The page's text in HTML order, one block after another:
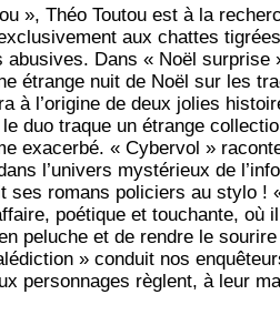
», Théo Toutou est à la
aux chattes
abusives. Dans « Noël surprise
étrange nuit de Noël sur les
à l’origine de deux jolies
duo traque un étrange
exacerbé. « Cybervol »
l’univers mystérieux de
ses romans policiers au stylo !
poétique et touchante, où
peluche et de rendre le
» conduit nos
personnages règlent, à leur